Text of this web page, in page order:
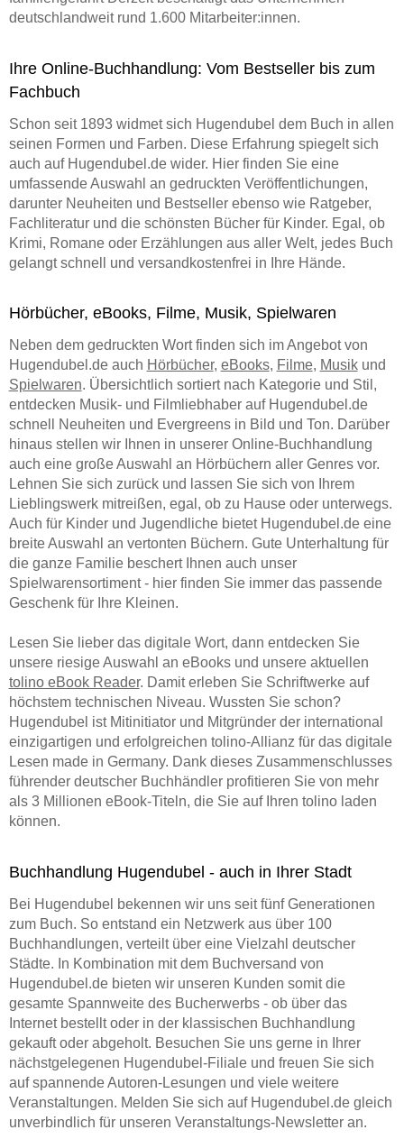
deutschlandweit rund 1.600 Mitarbeiter:innen.
Ihre Online-Buchhandlung: Vom Bestseller bis zum
Fachbuch
Schon seit 1893 widmet sich Hugendubel dem Buch in allen
seinen Formen und Farben. Diese Erfahrung spiegelt sich
auch auf Hugendubel.de wider. Hier finden Sie eine
umfassende Auswahl an gedruckten Veröffentlichungen,
darunter Neuheiten und Bestseller ebenso wie Ratgeber,
Fachliteratur und die schönsten Bücher für Kinder. Egal, ob
Krimi, Romane oder Erzählungen aus aller Welt, jedes Buch
gelangt schnell und versandkostenfrei in Ihre Hände.
Hörbücher, eBooks, Filme, Musik, Spielwaren
Neben dem gedruckten Wort finden sich im Angebot von
Hugendubel.de auch Hörbücher, eBooks, Filme, Musikund
Spielwaren. Übersichtlich sortiert nach Kategorie und Stil,
entdecken Musik- und Filmliebhaber auf Hugendubel.de
schnell Neuheiten und Evergreens in Bild und Ton. Darüber
hinaus stellen wir Ihnen in unserer Online-Buchhandlung
auch eine große Auswahl an Hörbüchern aller Genres vor.
Lehnen Sie sich zurück und lassen Sie sich von Ihrem
Lieblingswerk mitreißen, egal, ob zu Hause oder unterwegs.
Auch für Kinder und Jugendliche bietet Hugendubel.de eine
breite Auswahl an vertonten Büchern. Gute Unterhaltung für
die ganze Familie beschert Ihnen auch unser
Spielwarensortiment - hier finden Sie immer das passende
Geschenk für Ihre Kleinen.
Lesen Sie lieber das digitale Wort, dann entdecken Sie
unsere riesige Auswahl an eBooks und unsere aktuellen
tolino eBook Reader. Damit erleben Sie Schriftwerke auf
höchstem technischen Niveau. Wussten Sie schon?
Hugendubel ist Mitinitiator und Mitgründer der international
einzigartigen und erfolgreichen tolino-Allianz für das digitale
Lesen made in Germany. Dank dieses Zusammenschlusses
führender deutscher Buchhändler profitieren Sie von mehr
als 3 Millionen eBook-Titeln, die Sie auf Ihren tolino laden
können.
Buchhandlung Hugendubel - auch in Ihrer Stadt
Bei Hugendubel bekennen wir uns seit fünf Generationen
zum Buch. So entstand ein Netzwerk aus über 100
Buchhandlungen, verteilt über eine Vielzahl deutscher
Städte. In Kombination mit dem Buchversand von
Hugendubel.de bieten wir unseren Kunden somit die
gesamte Spannweite des Bucherwerbs - ob über das
Internet bestellt oder in der klassischen Buchhandlung
gekauft oder abgeholt. Besuchen Sie uns gerne in Ihrer
nächstgelegenen Hugendubel-Filiale und freuen Sie sich
auf spannende Autoren-Lesungen und viele weitere
Veranstaltungen. Melden Sie sich auf Hugendubel.de gleich
unverbindlich für unseren Veranstaltungs-Newsletter an.